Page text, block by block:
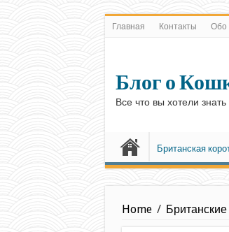
Главная Контакты Обо
Блог о
Все что вы хотели
Британская
Home / Британские